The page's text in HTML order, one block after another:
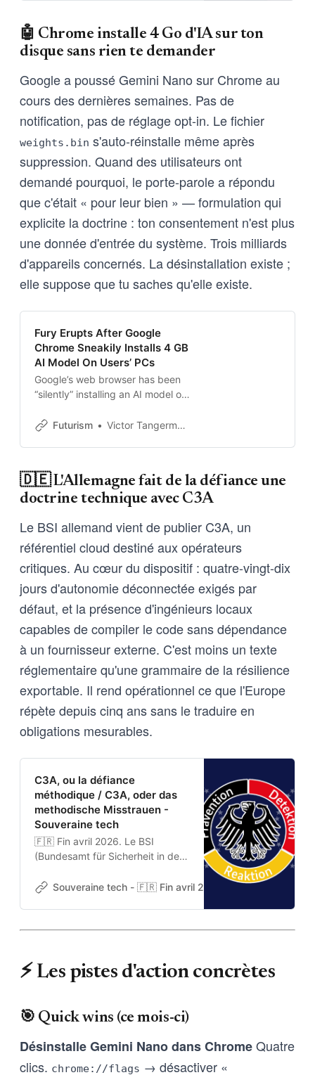
tech, et de certains partis très
intéressés par leurs services.
🤖 Chrome installe 4 Go d'IA sur ton
disque sans rien te demander
Google a poussé Gemini Nano sur Chrome au
cours des dernières semaines. Pas de
notification, pas de réglage opt-in. Le fichier
weights.bin s'auto-réinstalle même après
suppression. Quand des utilisateurs ont
demandé pourquoi, le porte-parole a répondu
que c'était « pour leur bien » — formulation qui
explicite la doctrine : ton consentement n'est plus
une donnée d'entrée du système. Trois milliards
d'appareils concernés. La désinstallation existe ;
elle suppose que tu saches qu'elle existe.
Fury Erupts After Google
Chrome Sneakily Installs 4 GB
AI Model On Users’ PCs
Google’s web browser has been
“silently” installing an AI model on
consent.Futurism Victor Tangermann
🇩🇪 L'Allemagne fait de la défiance une
doctrine technique avec C3A
Le BSI allemand vient de publier C3A, un
référentiel cloud destiné aux opérateurs
critiques. Au cœur du dispositif : quatre-vingt-dix
jours d'autonomie déconnectée exigés par
défaut, et la présence d'ingénieurs locaux
capables de compiler le code sans dépendance
à un fournisseur externe. C'est moins un texte
réglementaire qu'une grammaire de la résilience
exportable. Il rend opérationnel ce que l'Europe
répète depuis cinq ans sans le traduire en
obligations mesurables.
C3A, ou la défiance
méthodique / C3A, oder das
methodische Misstrauen -
Souveraine tech
🇫🇷 Fin avril 2026. Le BSI
(Bundesamt für Sicherheit in der
fédéral de la sécurité des
dizaines de pages, en
Cloud Computing Autonomy. Pas
un
Souveraine tech - 🇫🇷 Fin avril 2026. Le BSI
⚡ Les pistes d'action concrètes
🎯 Quick wins (ce mois-ci)
Désinstalle Gemini Nano dans ChromeQuatre
clics. chrome://flags → désactiver «